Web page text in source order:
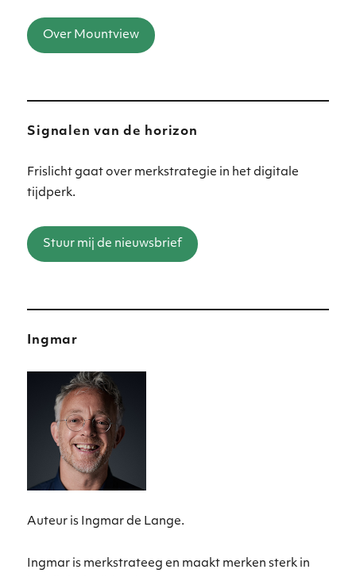
Over Mountview
Signalen van de horizon
Frislicht gaat over merkstrategie in het digitale
tijdperk.
Stuur mij de nieuwsbrief
Ingmar
Auteur is Ingmar de Lange.
Ingmar is merkstrateeg en maakt merken sterk in